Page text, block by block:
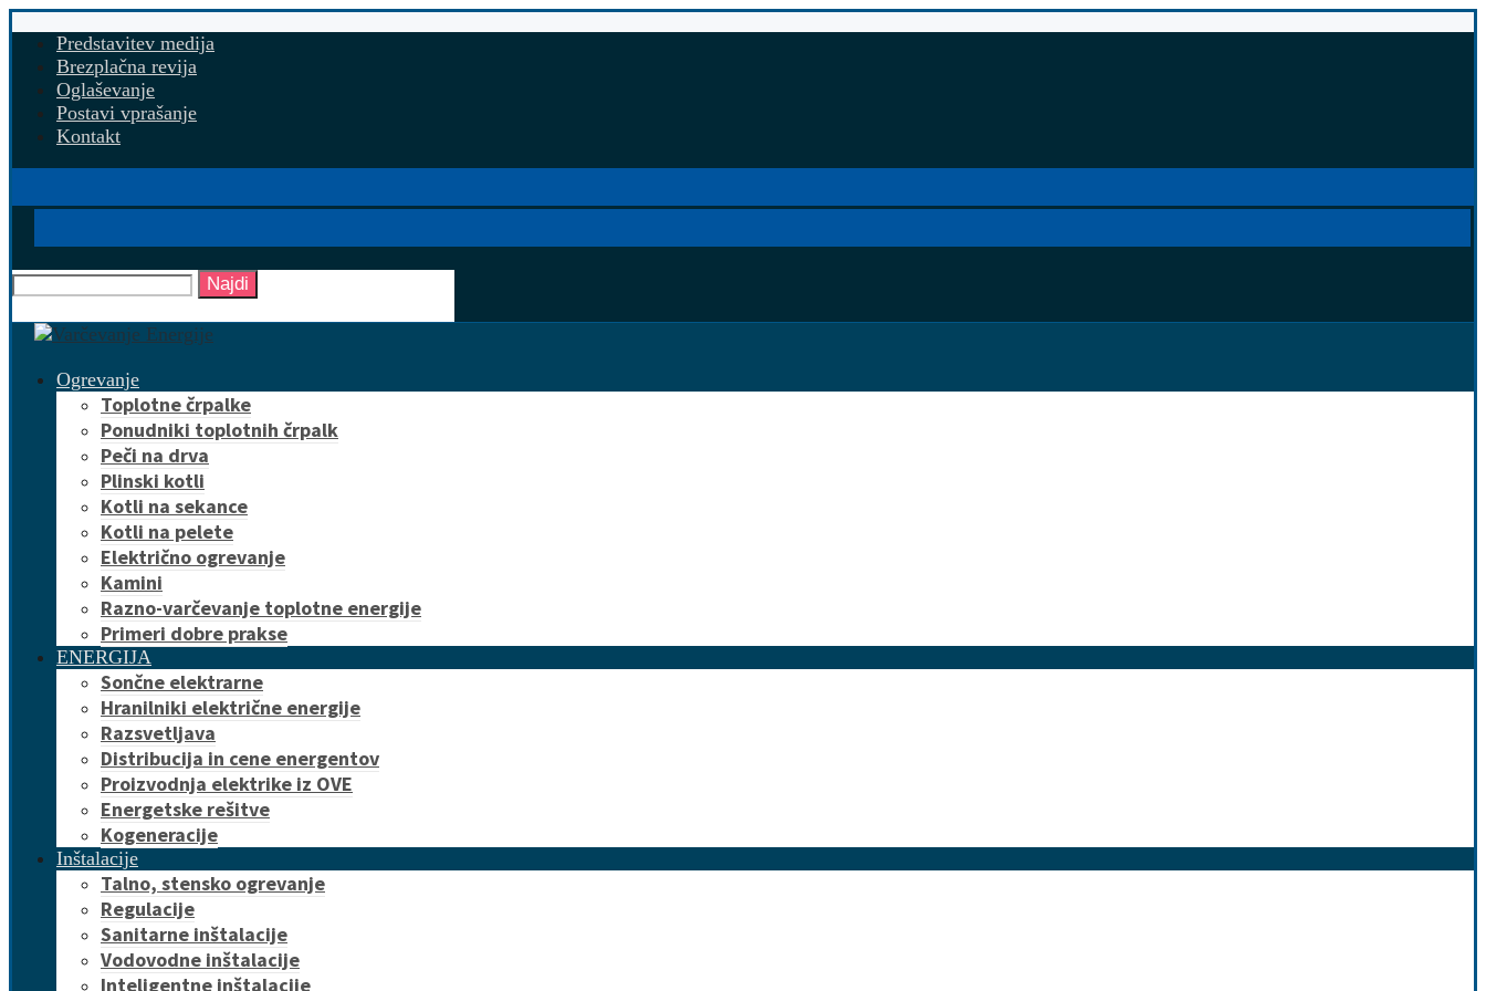
Predstavitev medija
Brezplačna revija
Oglaševanje
Postavi vprašanje
Kontakt
Najdi
Ogrevanje
Toplotne črpalke
Ponudniki toplotnih črpalk
Peči na drva
Plinski kotli
Kotli na sekance
Kotli na pelete
Električno ogrevanje
Kamini
Razno-varčevanje toplotne energije
Primeri dobre prakse
ENERGIJA
Sončne elektrarne
Hranilniki električne energije
Razsvetljava
Distribucija in cene energentov
Proizvodnja elektrike iz OVE
Energetske rešitve
Kogeneracije
Inštalacije
Talno, stensko ogrevanje
Regulacije
Sanitarne inštalacije
Vodovodne inštalacije
Inteligentne inštalacije